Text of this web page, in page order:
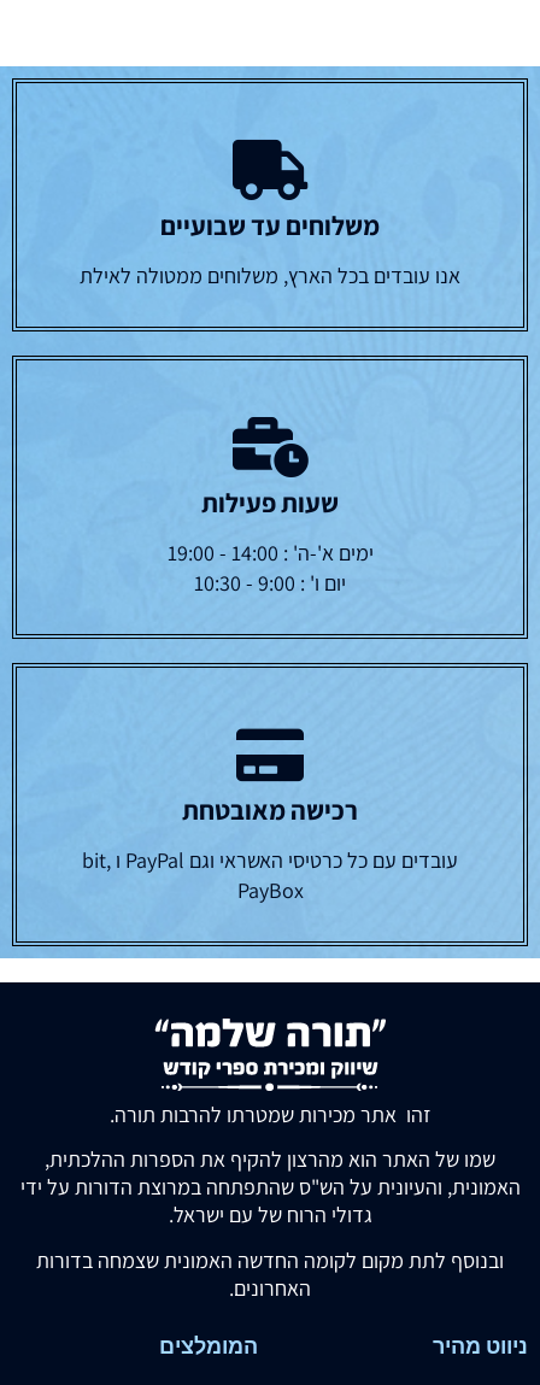
משלוחים עד שבועיים
אנו עובדים בכל הארץ, משלוחים ממטולה לאילת
שעות פעילות
ימים א'-ה' : 14:00 - 19:00
יום ו' : 9:00 - 10:30
רכישה מאובטחת
עובדים עם כל כרטיסי האשראי וגם PayPal ו bit,
PayBox
זהו אתר מכירות שמטרתו להרבות תורה.
שמו של האתר הוא מהרצון להקיף את הספרות ההלכתית,
האמונית, והעיונית על הש"ס שהתפתחה במרוצת הדורות על ידי
גדולי הרוח של עם ישראל.
ובנוסף לתת מקום לקומה החדשה האמונית שצמחה בדורות
האחרונים.
ניווט מהיר המומלצים